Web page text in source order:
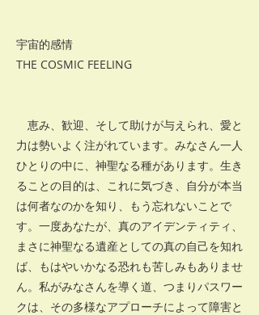
宇宙的感情
THE COSMIC FEELING
恵み、歓迎、そして助けが与えられ、愛と
力は勢いよく注がれています。みなさん一人
ひとりの中に、神聖なる種があります。生き
ることの目的は、これに気づき、自分が本当
は何者なのかを知り、もう忘れないことで
す。一度あなたが、真のアイデンティティ、
まさに神聖なる遺産としての真の自己を知れ
ば、もはやいかなる恐れも苦しみもありませ
ん。私がみなさんを導く道、つまりパスワー
クは、その多様なアプローチによって障害と